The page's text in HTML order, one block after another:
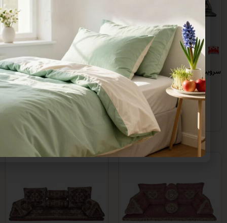
افشار سورمه ای
تومان
به سبد خرید
سرویس شاه نشین نیلوفر ( نقره
سبز )
4,250,000 تومان
اطلاعات بیشتر